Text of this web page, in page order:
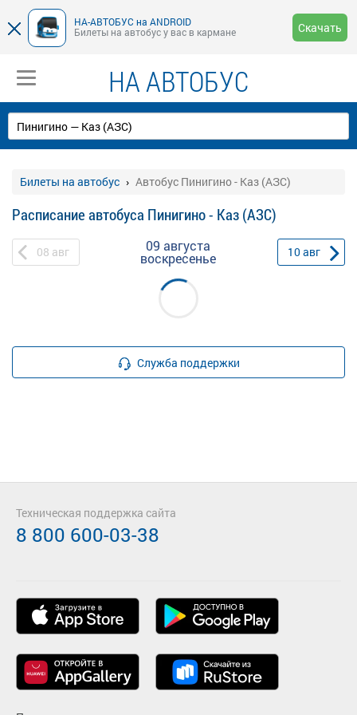
НА-АВТОБУС на ANDROID
Билеты на автобус у вас в кармане
Скачать
НА АВТОБУС
Билеты на автобус Автобус Пинигино - Каз (АЗС)
Расписание автобуса Пинигино - Каз (АЗС)
08 авг 09 августа
воскресенье 10авг
Служба поддержки
Техническая поддержка сайта
8 800 600-03-38